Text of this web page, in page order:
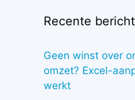
Recente
Geen winst over
omzet? Excel-
werkt